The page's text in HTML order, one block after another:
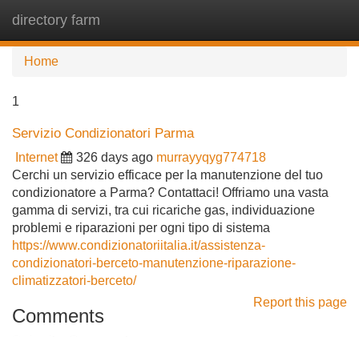
directory farm
Home
1
Servizio Condizionatori Parma
Internet 326 days ago murrayyqyg774718
Cerchi un servizio efficace per la manutenzione del tuo
condizionatore a Parma? Contattaci! Offriamo una vasta
gamma di servizi, tra cui ricariche gas, individuazione
problemi e riparazioni per ogni tipo di sistema
https://www.condizionatoriitalia.it/assistenza-
condizionatori-berceto-manutenzione-riparazione-
climatizzatori-berceto/
Report this page
Comments